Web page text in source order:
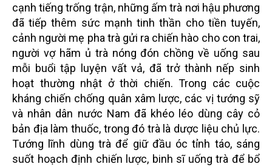
cạnh tiếng trống trận, những ấm trà nơi hậu phương
đã tiếp thêm sức mạnh tinh thần cho tiền tuyến,
cảnh người mẹ pha trà gửi ra chiến hào cho con trai,
người vợ hãm ủ trà nóng đón chồng về uống sau
mỗi buổi tập luyện vất vả, đã trở thành nếp sinh
hoạt thường nhật ở thời chiến. Trong các cuộc
kháng chiến chống quân xâm lược, các vị tướng sỹ
và nhân dân nước Nam đã khéo léo dùng cây cỏ
bản địa làm thuốc, trong đó trà là dược liệu chủ lực.
Tướng lĩnh dùng trà để giữ đầu óc tỉnh táo, sáng
suốt hoạch định chiến lược, binh sĩ uống trà để bổ